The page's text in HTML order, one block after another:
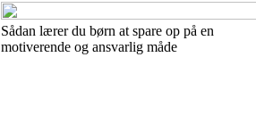
Sådan lærer du børn at spare op på en
motiverende og ansvarlig måde